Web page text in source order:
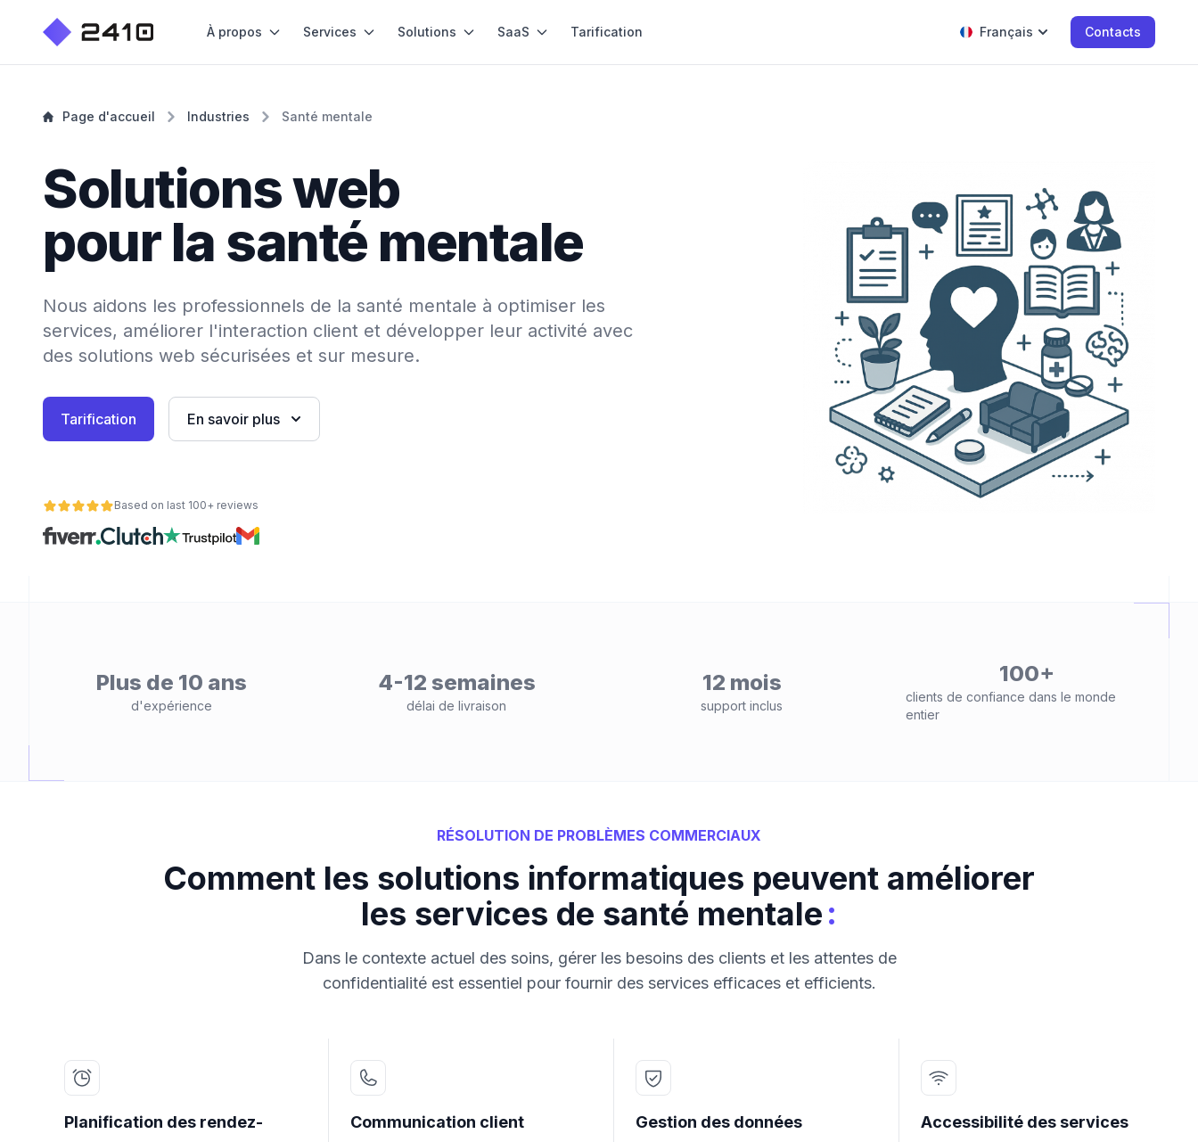
À propos Services Solutions SaaS Tarification Français Contacts
Page d'accueil Industries Santé mentale
Solutions web
pour la santé mentale
Nous aidons les professionnels de la santé mentale à optimiser les
services, améliorer l'interaction client et développer leur activité avec
des solutions web sécurisées et sur mesure.
Tarification En savoir plus
Based on last 100+ reviews
Plus de 10 ans
d'expérience
4-12 semaines
délai de livraison
12 mois
support inclus
100+
clients de confiance dans le monde
entier
RÉSOLUTION DE PROBLÈMES COMMERCIAUX
Comment les solutions informatiques peuvent améliorer
les services de santé mentale:
Dans le contexte actuel des soins, gérer les besoins des clients et les attentes de
confidentialité est essentiel pour fournir des services efficaces et efficients.
Planification des rendez-
Communication client Gestion des données Accessibilité des services